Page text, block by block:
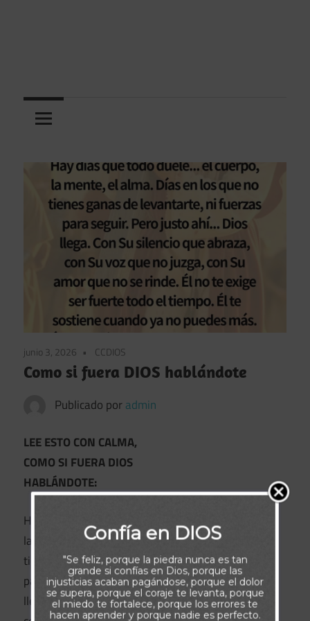
junio 3, 2026 CCDIOS
Como si fuera DIOS hablándote
Publicado por admin
LEE ESTO CON CALMA,
COMO SI FUERA DIOS
HABLÁNDOTE:
Hay días que todo duele… el cuerpo,
la mente, el alma. Días en los que no
tienes ganas de levantarte, ni fuerzas
para seguir. Pero justo ahí… Dios
llega. Con Su silencio que abraza,
Confía en DIOS
"Se feliz, porque la piedra nunca es tan
grande si confías en Dios, porque las
injusticias acaban pagándose, porque el dolor
se supera, porque el coraje te levanta, porque
el miedo te fortalece, porque los errores te
hacen aprender y porque nadie es perfecto.